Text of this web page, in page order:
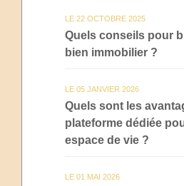
LE 22 OCTOBRE 2025
Quels conseils pour
bien immobilier ?
LE 05 JANVIER 2026
Quels sont les
plateforme dédiée
espace de vie ?
LE 01 MAI 2026